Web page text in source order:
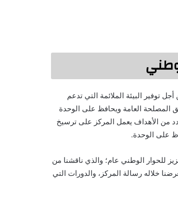
توفير البيئة الملائمة التي تدعم
المصلحة العامة ويحافظ على الوحدة
من الأهداف يعمل المركز على ترسيخ
على الوحدة.
للحوار الوطني عام؛ والذي ناقشنا من
خلاله رسالة المركز، والدورات التي